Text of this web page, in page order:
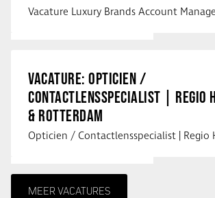
VACATURE: OPTICIEN /
CONTACTLENSSPECIALIST | REGIO
& ROTTERDAM
MEER VACATURES